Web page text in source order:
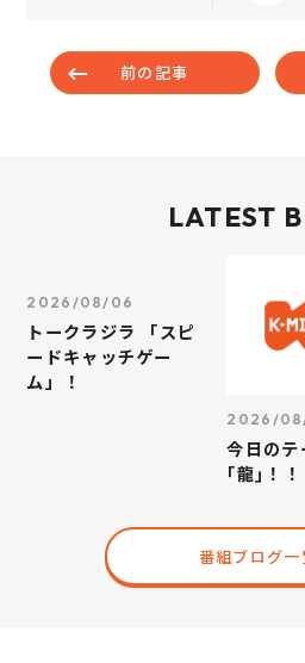
前の記事
LATEST
2026/08/06
トークラジラ 「スピ
ードキャッチゲー
ム」！
2026/
今日の
｢龍｣！！
番組ブログ一